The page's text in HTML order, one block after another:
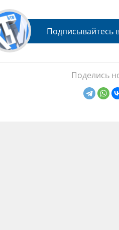
Подписывайтесь
Поделись